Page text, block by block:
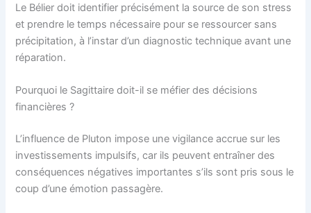
Le Bélier doit identifier précisément la source de son stress
et prendre le temps nécessaire pour se ressourcer sans
précipitation, à l’instar d’un diagnostic technique avant une
réparation.
Pourquoi le Sagittaire doit-il se méfier des décisions
financières ?
L’influence de Pluton impose une vigilance accrue sur les
investissements impulsifs, car ils peuvent entraîner des
conséquences négatives importantes s’ils sont pris sous le
coup d’une émotion passagère.